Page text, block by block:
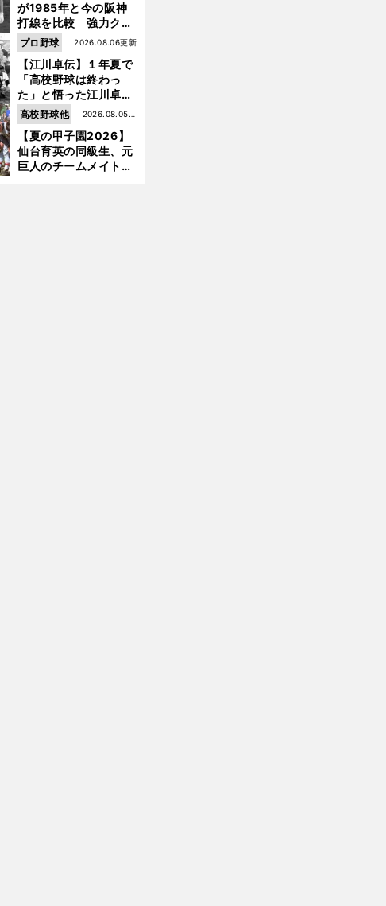
が1985年と今の阪神
打線を比較 強力クリ
ーンナップと、チーム
の「大きな違い」を語
った
【江川卓伝】１年夏で
「高校野球は終わっ
た」と悟った江川卓の
控え投手は、公式戦わ
ずか16イニングの登板
で大洋から２位指名を
受けた
2026.08.06更新
プロ野球
【夏の甲子園2026】
仙台育英の同級生、元
巨人のチームメイト、
2026.08.05更
高校野球他